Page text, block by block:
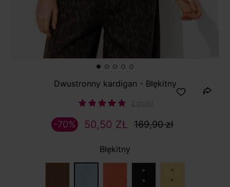
Dwustronny kardigan - Błękitny
50,50 ZŁ 169,90 zł
-70%
Błękitny